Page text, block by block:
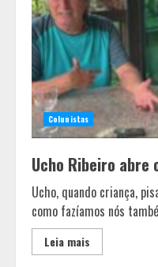
Colunistas
Ucho Ribeiro
Ucho, quando criança,
como fazíamos nós
Leia mais